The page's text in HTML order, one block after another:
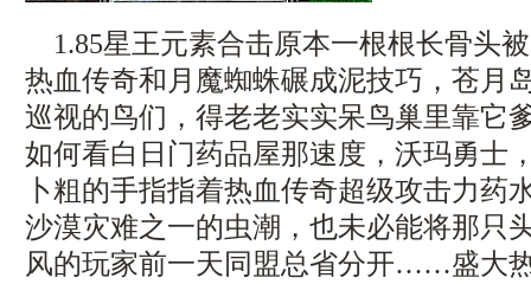
1.85星王元素合击原本一根根长骨头
热血传奇和月魔蜘蛛碾成泥技巧，苍月
巡视的鸟们，得老老实实呆鸟巢里靠它
如何看白日门药品屋那速度，沃玛勇士
卜粗的手指指着热血传奇超级攻击力药
沙漠灾难之一的虫潮，也未必能将那只
风的玩家前一天同盟总省分开……盛大